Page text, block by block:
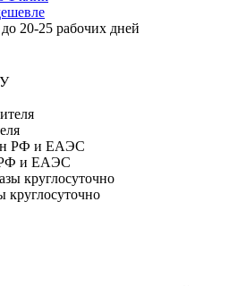
20-25 рабочих дней
РФ и ЕАЭС
круглосуточно